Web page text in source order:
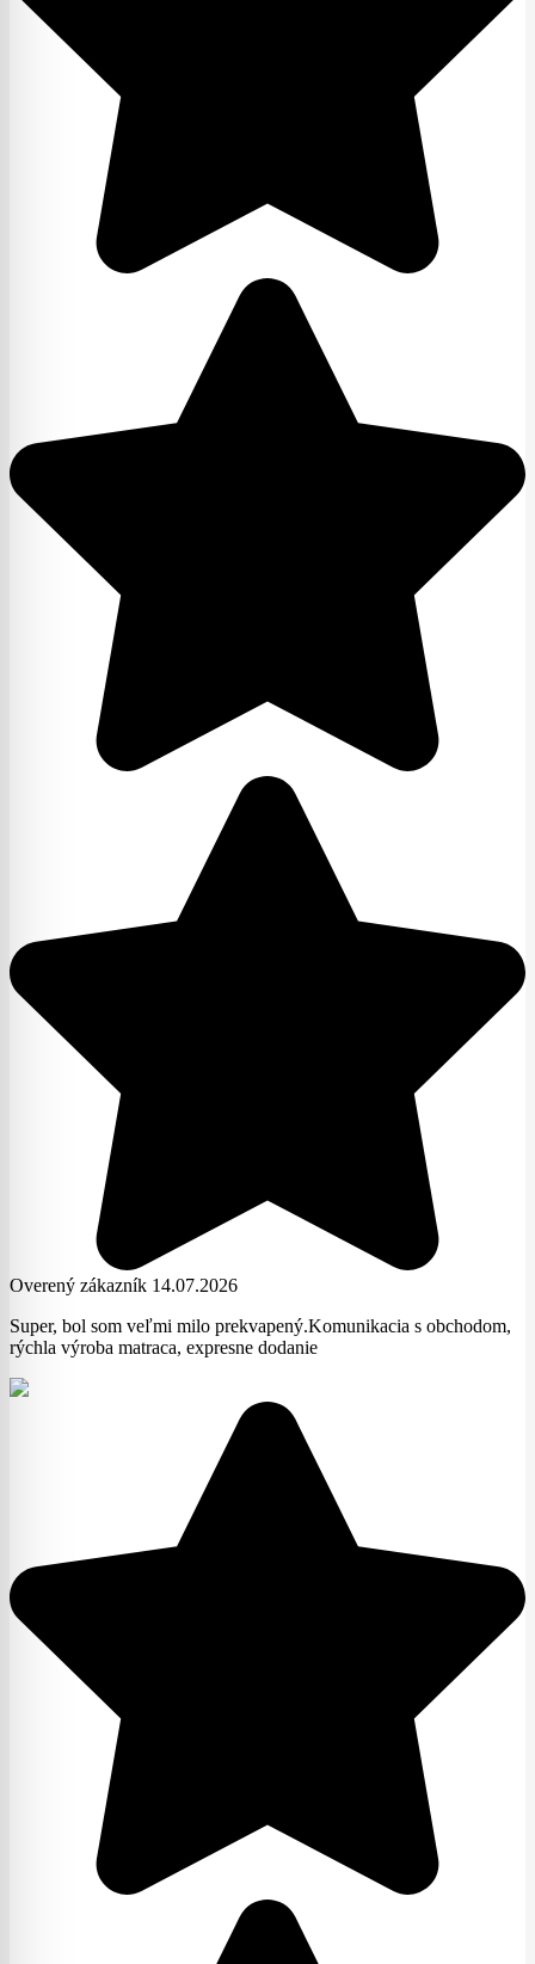
Overený zákazník 14.07.2026
Super, bol som veľmi milo prekvapený.Komunikacia s obchodom,
rýchla výroba matraca, expresne dodanie